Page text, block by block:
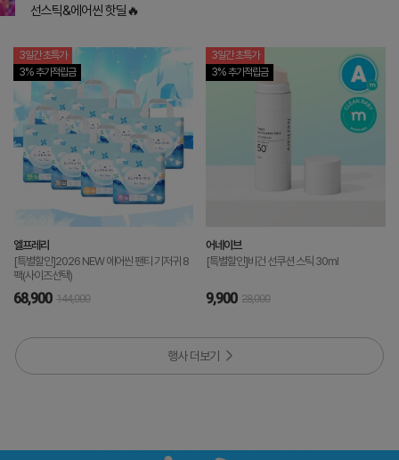
선스틱&에어씬 핫딜🔥
3% 추가적립금
3일간 초특가
엘프레리
[특별할인]2026 NEW 에어씬 팬티 기저귀 8
팩(사이즈선택)
68,900 144,000
3% 추가적립금
3일간 초특가
어네이브
[특별할인]비건 선쿠션 스틱 30ml
9,900 28,000
행사 더보기